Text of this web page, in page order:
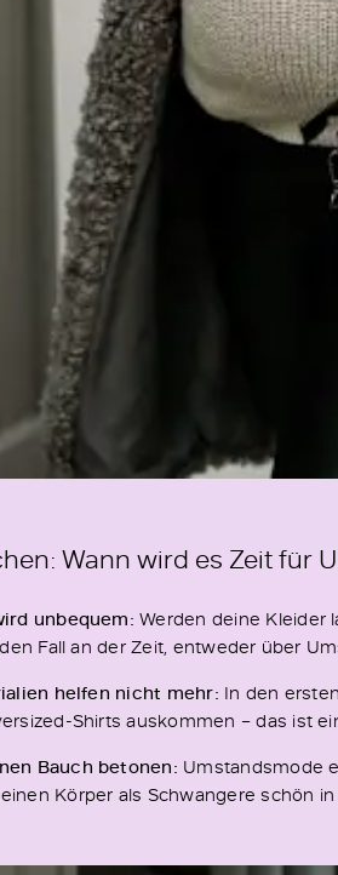
Wann wird es Zeit für
unbequem: Werden deine Kleider
Fall an der Zeit, entweder über
helfen nicht mehr: In den
Shirts auskommen – das ist
Bauch betonen: Umstandsmode
Körper als Schwangere schön